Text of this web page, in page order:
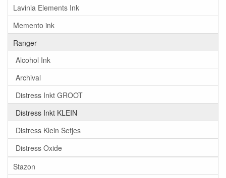
Lavinia Elements Ink
Memento ink
Ranger
Alcohol Ink
Archival
Distress Inkt GROOT
Distress Inkt KLEIN
Distress Klein Setjes
Distress Oxide
Stazon